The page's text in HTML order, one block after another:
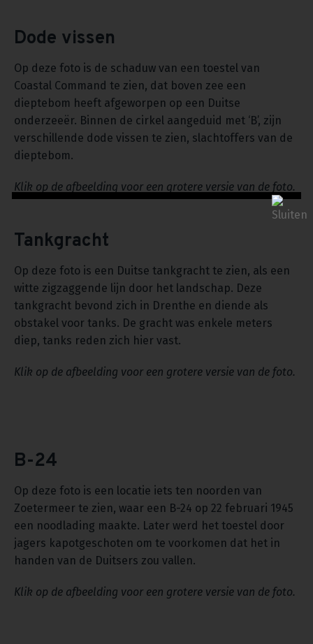
Dode vissen
Op deze foto is de schaduw van een toestel van
Coastal Command te zien, dat boven zee een
dieptebom heeft afgeworpen op een Duitse
onderzeeër. Binnen de cirkel aangeduid met ‘B’, zijn
verschillende dode vissen te zien, slachtoffers van de
dieptebom.
Klik op de afbeelding voor een grotere versie van de foto.
Tankgracht
Op deze foto is een Duitse tankgracht te zien, als een
witte zigzaggende lijn door het landschap. Deze
tankgracht bevond zich in Drenthe en diende als
obstakel voor tanks. De gracht was enkele meters
diep, tanks reden zich hier vast.
Klik op de afbeelding voor een grotere versie van de foto.
B-24
Op deze foto is een locatie iets ten noorden van
Zoetermeer te zien, waar een B-24 op 22 februari 1945
een noodlading maakte. Later werd het toestel door
jagers kapotgeschoten om te voorkomen dat het in
handen van de Duitsers zou vallen.
Klik op de afbeelding voor een grotere versie van de foto.